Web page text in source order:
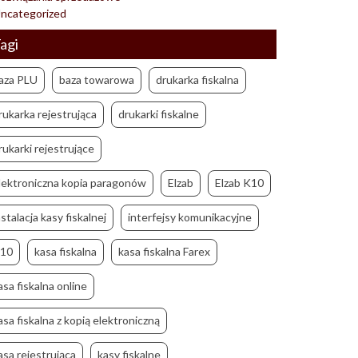
PLU baza towarowa drukarka fiskalna
rejestrująca drukarki fiskalne
rejestrujące
kopia paragonów Elzab Elzab K10
kasy fiskalnej interfejsy komunikacyjne
kasa fiskalna kasa fiskalna Farex
fiskalna online
fiskalna z kopią elektroniczną
rejestrująca kasy fiskalne